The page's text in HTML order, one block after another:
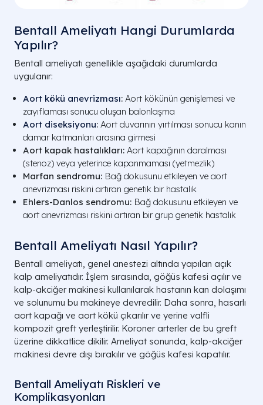
Bentall Ameliyatı Hangi Durumlarda
Yapılır?
Bentall ameliyatı genellikle aşağıdaki durumlarda
uygulanır:
Aort kökü anevrizması: Aort kökünün genişlemesi ve
zayıflaması sonucu oluşan balonlaşma
Aort diseksiyonu: Aort duvarının yırtılması sonucu kanın
damar katmanları arasına girmesi
Aort kapak hastalıkları: Aort kapağının daralması
(stenoz) veya yeterince kapanmaması (yetmezlik)
Marfan sendromu: Bağ dokusunu etkileyen ve aort
anevrizması riskini artıran genetik bir hastalık
Ehlers-Danlos sendromu: Bağ dokusunu etkileyen ve
aort anevrizması riskini artıran bir grup genetik hastalık
Bentall Ameliyatı Nasıl Yapılır?
Bentall ameliyatı, genel anestezi altında yapılan açık
kalp ameliyatıdır. İşlem sırasında, göğüs kafesi açılır ve
kalp-akciğer makinesi kullanılarak hastanın kan dolaşımı
ve solunumu bu makineye devredilir. Daha sonra, hasarlı
aort kapağı ve aort kökü çıkarılır ve yerine valfli
kompozit greft yerleştirilir. Koroner arterler de bu greft
üzerine dikkatlice dikilir. Ameliyat sonunda, kalp-akciğer
makinesi devre dışı bırakılır ve göğüs kafesi kapatılır.
Bentall Ameliyatı Riskleri ve
Komplikasyonları